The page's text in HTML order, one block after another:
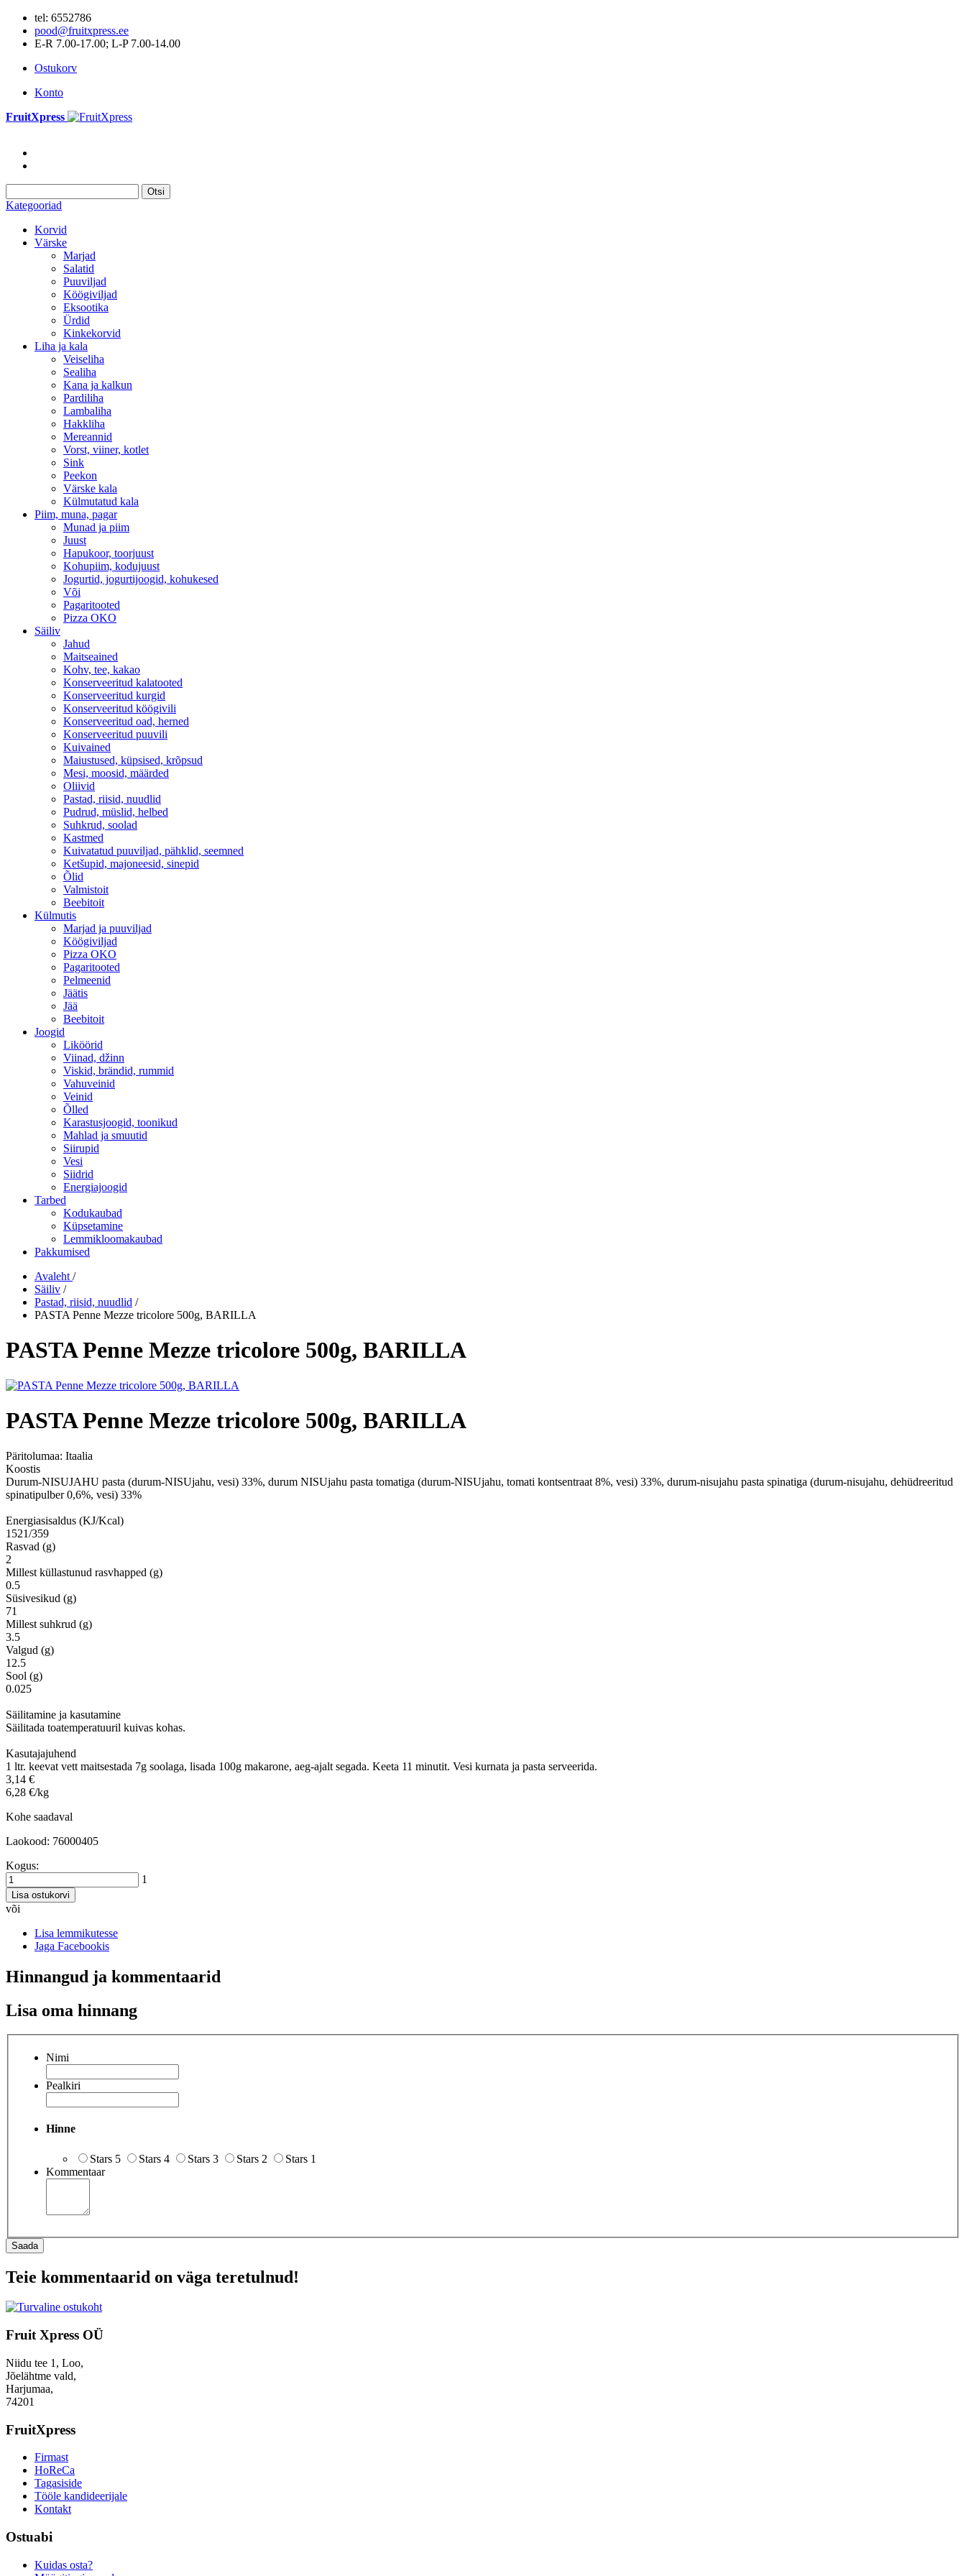
tel: 6552786
pood@fruitxpress.ee
E-R 7.00-17.00; L-P 7.00-14.00
Ostukorv
Konto
FruitXpress
Otsi
Kategooriad
Korvid
Värske
Marjad
Salatid
Puuviljad
Köögiviljad
Eksootika
Ürdid
Kinkekorvid
Liha ja kala
Veiseliha
Sealiha
Kana ja kalkun
Pardiliha
Lambaliha
Hakkliha
Mereannid
Vorst, viiner, kotlet
Sink
Peekon
Värske kala
Külmutatud kala
Piim, muna, pagar
Munad ja piim
Juust
Hapukoor, toorjuust
Kohupiim, kodujuust
Jogurtid, jogurtijoogid, kohukesed
Või
Pagaritooted
Pizza OKO
Säiliv
Jahud
Maitseained
Kohv, tee, kakao
Konserveeritud kalatooted
Konserveeritud kurgid
Konserveeritud köögivili
Konserveeritud oad, herned
Konserveeritud puuvili
Kuivained
Maiustused, küpsised, krõpsud
Mesi, moosid, määrded
Oliivid
Pastad, riisid, nuudlid
Pudrud, müslid, helbed
Suhkrud, soolad
Kastmed
Kuivatatud puuviljad, pähklid, seemned
Ketšupid, majoneesid, sinepid
Õlid
Valmistoit
Beebitoit
Külmutis
Marjad ja puuviljad
Köögiviljad
Pizza OKO
Pagaritooted
Pelmeenid
Jäätis
Jää
Beebitoit
Joogid
Liköörid
Viinad, džinn
Viskid, brändid, rummid
Vahuveinid
Veinid
Õlled
Karastusjoogid, toonikud
Mahlad ja smuutid
Siirupid
Vesi
Siidrid
Energiajoogid
Tarbed
Kodukaubad
Küpsetamine
Lemmikloomakaubad
Pakkumised
Avaleht /
Säiliv /
Pastad, riisid, nuudlid /
PASTA Penne Mezze tricolore 500g, BARILLA
PASTA Penne Mezze tricolore 500g, BARILLA
PASTA Penne Mezze tricolore 500g, BARILLA
Päritolumaa: Itaalia
Koostis
Durum-NISUJAHU pasta (durum-NISUjahu, vesi) 33%, durum NISUjahu pasta tomatiga (durum-NISUjahu, tomati kontsentraat 8%, vesi) 33%, durum-nisujahu pasta spinatiga (durum-nisujahu, dehüdreeritud
spinatipulber 0,6%, vesi) 33%
Energiasisaldus (KJ/Kcal)
1521/359
Rasvad (g)
2
Millest küllastunud rasvhapped (g)
0.5
Süsivesikud (g)
71
Millest suhkrud (g)
3.5
Valgud (g)
12.5
Sool (g)
0.025
Säilitamine ja kasutamine
Säilitada toatemperatuuril kuivas kohas.
Kasutajajuhend
1 ltr. keevat vett maitsestada 7g soolaga, lisada 100g makarone, aeg-ajalt segada. Keeta 11 minutit. Vesi kurnata ja pasta serveerida.
3,14 €
6,28 €/kg
Kohe saadaval
Laokood: 76000405
Kogus:
1
Lisa ostukorvi
või
Lisa lemmikutesse
Jaga Facebookis
Hinnangud ja kommentaarid
Lisa oma hinnang
Nimi
Pealkiri
Hinne
Stars 5 Stars 4 Stars 3 Stars 2
Stars 1
Kommentaar
Saada
Teie kommentaarid on väga teretulnud!
Fruit Xpress OÜ
Niidu tee 1, Loo,
Jõelähtme vald,
Harjumaa,
74201
FruitXpress
Firmast
HoReCa
Tagasiside
Tööle kandideerijale
Kontakt
Ostuabi
Kuidas osta?